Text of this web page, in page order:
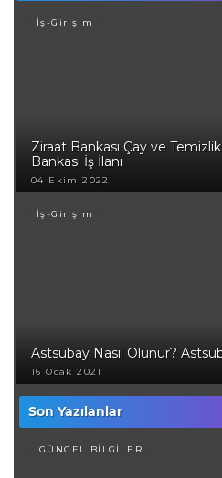
İş-Girişim
Ziraat Bankası Çay ve
Bankası İş İlanı
04 Ekim 2022
İş-Girişim
Astsubay Nasıl Olunur?
16 Ocak 2021
Son Yazılanlar
GÜNCEL BİLGİLER